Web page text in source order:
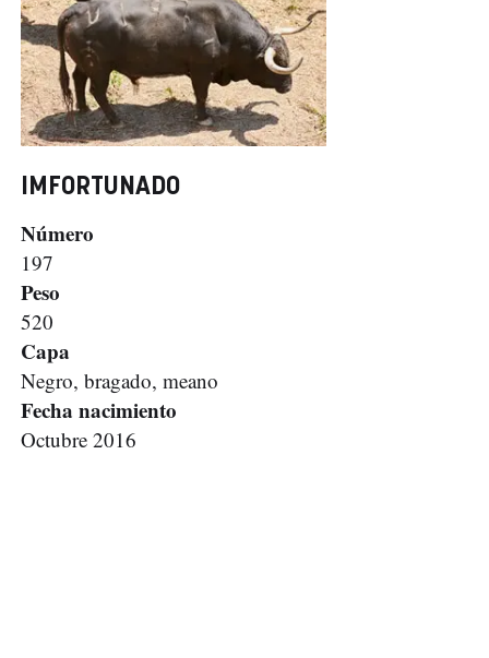
IMFORTUNADO
Número
197
Peso
520
Capa
Negro, bragado, meano
Fecha nacimiento
Octubre 2016